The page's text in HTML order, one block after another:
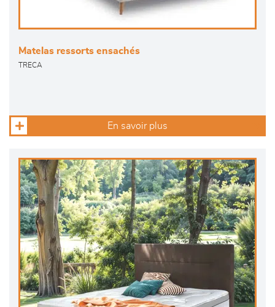
Matelas ressorts ensachés
TRECA
En savoir plus